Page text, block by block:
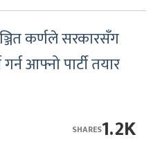
कर्णले सरकारसँग
आफ्नो पार्टी तयार
1.2K
SHARES